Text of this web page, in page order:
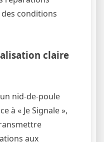
conditions
claire
nid-de-poule
à « Je Signale »,
aux